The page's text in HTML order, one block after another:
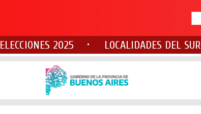
ELECCIONES 2025 LOCALIDADES DEL SUR